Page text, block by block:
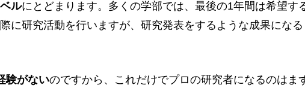
ルにとどまります。多くの学部では、最後の1年間は希望す
に研究活動を行いますが、研究発表をするような成果になる
験がないのですから、これだけでプロの研究者になるのはま